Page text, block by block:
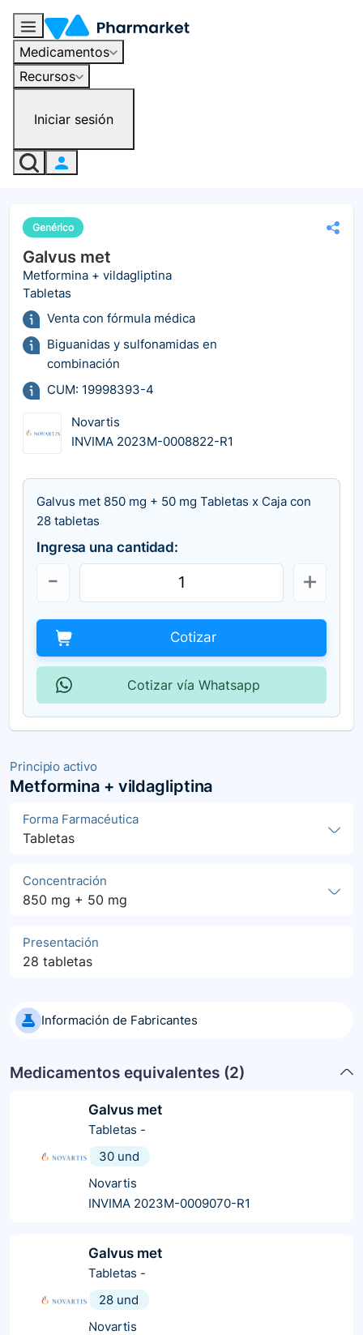
Medicamentos
Recursos
Iniciar sesión
Principio activo
Metformina + vildagliptina
Forma Farmacéutica
Tabletas
Concentración
850 mg + 50 mg
Presentación
28 tabletas
Información de Fabricantes
Medicamentos equivalentes (2)
Galvus met
Tabletas -
30 und
Novartis
INVIMA 2023M-0009070-R1
Galvus met
Tabletas -
28 und
Novartis
Genérico
Galvus met
Metformina + vildagliptina
Tabletas
Venta con fórmula médica
Biguanidas y sulfonamidas en
combinación
CUM: 19998393-4
Novartis
INVIMA 2023M-0008822-R1
Galvus met 850 mg + 50 mg Tabletas x Caja con
28 tabletas
Ingresa una cantidad:
Cotizar
Cotizar vía Whatsapp